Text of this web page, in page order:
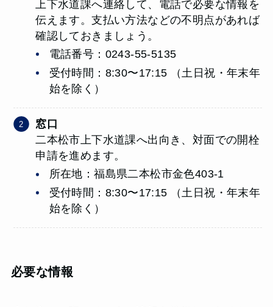
上下水道課へ連絡して、電話で必要な情報を
伝えます。支払い方法などの不明点があれば
確認しておきましょう。
電話番号：0243-55-5135
受付時間：8:30〜17:15 （土日祝・年末年
始を除く）
窓口
二本松市上下水道課へ出向き、対面での開栓
申請を進めます。
所在地：福島県二本松市金色403-1
受付時間：8:30〜17:15 （土日祝・年末年
始を除く）
必要な情報